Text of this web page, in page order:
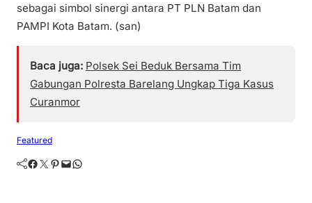
sebagai simbol sinergi antara PT PLN Batam dan
PAMPI Kota Batam. (san)
Baca juga: Polsek Sei Beduk Bersama Tim
Gabungan Polresta Barelang Ungkap Tiga Kasus
Curanmor
Featured
Facebook Twitter Pinterest Mail WhatsApp